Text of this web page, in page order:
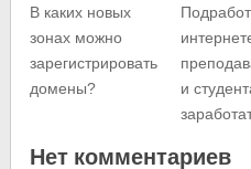
В каких новых
зонах можно
зарегистрировать
домены?
и
Нет комментариев